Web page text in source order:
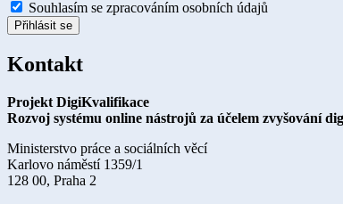
Souhlasím se zpracováním osobních údajů
Přihlásit se
Kontakt
Projekt DigiKvalifikace
Rozvoj systému online nástrojů za účelem zvyšování
Ministerstvo práce a sociálních věcí
Karlovo náměstí 1359/1
128 00, Praha 2